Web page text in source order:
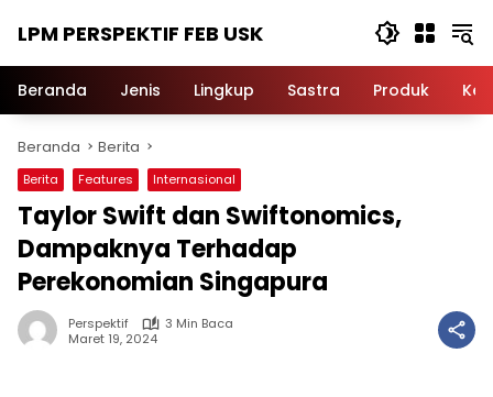
LPM PERSPEKTIF FEB USK
Beranda Jenis Lingkup Sastra Produk
Beranda Berita
Berita Features Internasional
Taylor Swift dan Swiftonomics,
Dampaknya Terhadap
Perekonomian Singapura
Perspektif
3 Min Baca
Maret 19, 2024